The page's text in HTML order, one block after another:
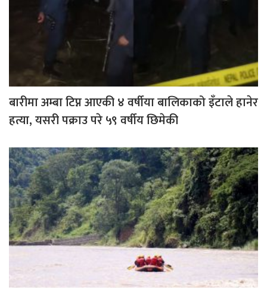
बारीमा अम्बा टिप्न आएकी ४ वर्षीया बालिकाको इँटाले हानेर
हत्या, यसरी पक्राउ परे ५९ वर्षीय छिमेकी